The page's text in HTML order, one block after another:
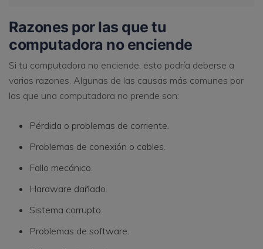
Razones por las que tu
computadora no enciende
Si tu computadora no enciende, esto podría deberse a
varias razones. Algunas de las causas más comunes por
las que una computadora no prende son:
Pérdida o problemas de corriente.
Problemas de conexión o cables.
Fallo mecánico.
Hardware dañado.
Sistema corrupto.
Problemas de software.